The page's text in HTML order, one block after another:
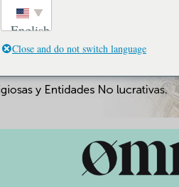
English
Close and do not switch language